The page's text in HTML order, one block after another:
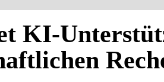
KI-